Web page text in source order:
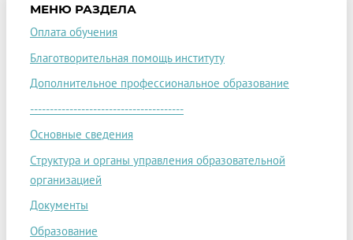
МЕНЮ РАЗДЕЛА
Оплата обучения
Благотворительная помощь институту
Дополнительное профессиональное образование
---------------------------------------
Основные сведения
Структура и органы управления образовательной
организацией
Документы
Образование